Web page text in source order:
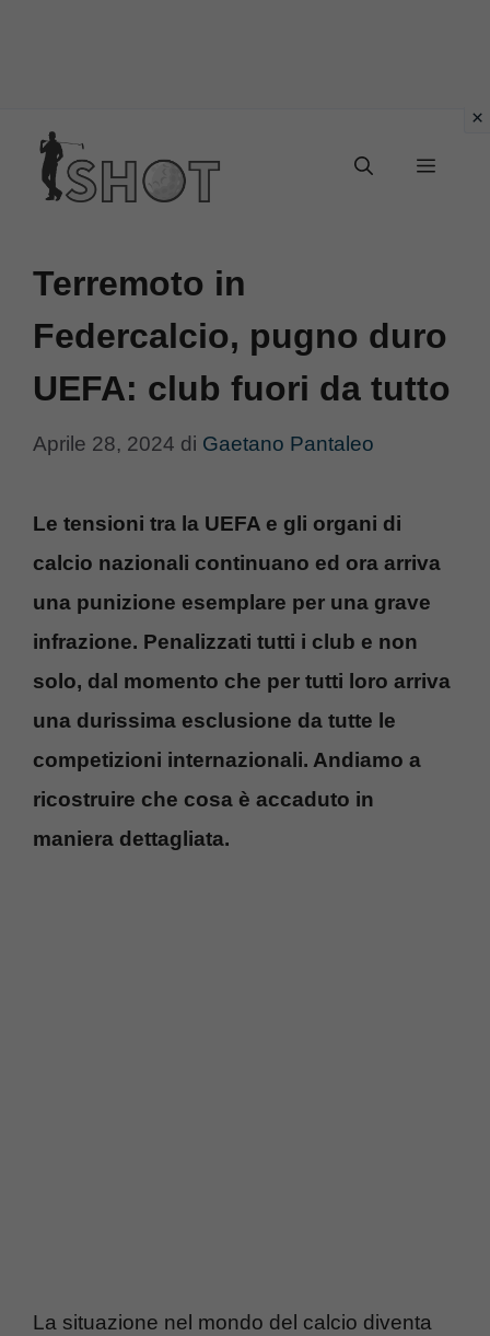
contenuto
Menu
Terremoto in
Federcalcio, pugno duro
UEFA: club fuori da tutto
Aprile 28, 2024 di Gaetano Pantaleo
Le tensioni tra la UEFA e gli organi di
calcio nazionali continuano ed ora arriva
una punizione esemplare per una grave
infrazione. Penalizzati tutti i club e non
solo, dal momento che per tutti loro arriva
una durissima esclusione da tutte le
competizioni internazionali. Andiamo a
ricostruire che cosa è accaduto in
maniera dettagliata.
La situazione nel mondo del calcio diventa